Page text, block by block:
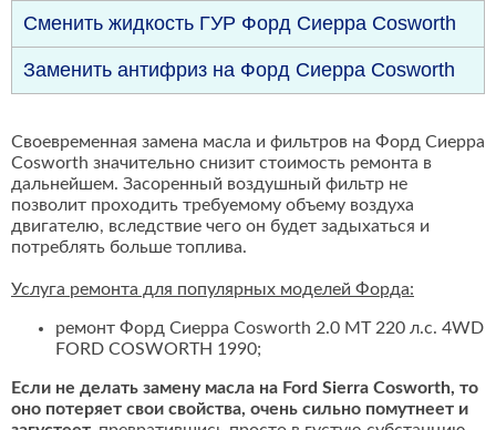
Сменить жидкость ГУР Форд Сиерра Cosworth
Заменить антифриз на Форд Сиерра Cosworth
Своевременная замена масла и фильтров на Форд Сиерра
Cosworth значительно снизит стоимость ремонта в
дальнейшем. Засоренный воздушный фильтр не
позволит проходить требуемому объему воздуха
двигателю, вследствие чего он будет задыхаться и
потреблять больше топлива.
Услуга ремонта для популярных моделей Форда:
ремонт Форд Сиерра Cosworth 2.0 MT 220 л.с. 4WD
FORD COSWORTH 1990;
Если не делать замену масла на Ford Sierra Cosworth, то
оно потеряет свои свойства, очень сильно помутнеет и